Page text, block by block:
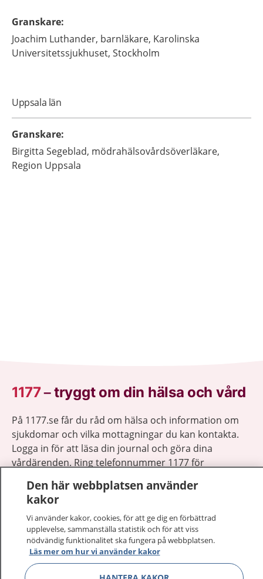
Granskare:
Joachim Luthander, barnläkare, Karolinska
Universitetssjukhuset, Stockholm
Uppsala län
Granskare:
Birgitta Segeblad, mödrahälsovårdsöverläkare,
Region Uppsala
1177–tryggt om din hälsa och vård
På 1177.se får du råd om hälsa och information om
sjukdomar och vilka mottagningar du kan kontakta.
Logga in för att läsa din journal och göra dina
vårdärenden. Ring telefonnummer 1177 för
1177 ger dig råd när du vill må bättre.
1177 på flera språk Visa
Den här webbplatsen använder
kakor
Vi använder kakor, cookies, för att ge dig en förbättrad
upplevelse, sammanställa statistik och för att viss
nödvändig funktionalitet ska fungera på webbplatsen.
Läs mer om hur vi använder kakor